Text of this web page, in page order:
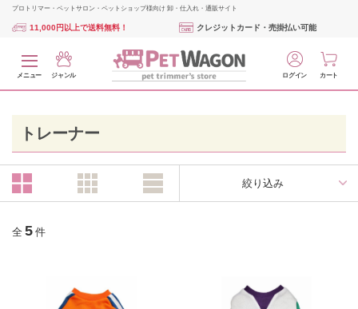
プロトリマー・ペットサロン・ペットショップ様向け 卸・仕入れ・通販サイト
11,000円以上で送料無料！ クレジットカード・売掛払い可能
メニュー ジャンル ログイン カート
トレーナー
絞り込み
全 5 件